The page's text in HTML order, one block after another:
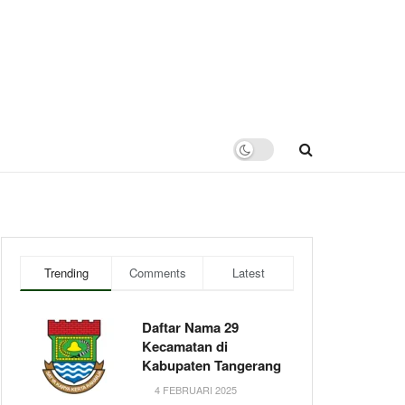
Trending Comments Latest
Daftar Nama 29
Kecamatan di
Kabupaten Tangerang
4 FEBRUARI 2025